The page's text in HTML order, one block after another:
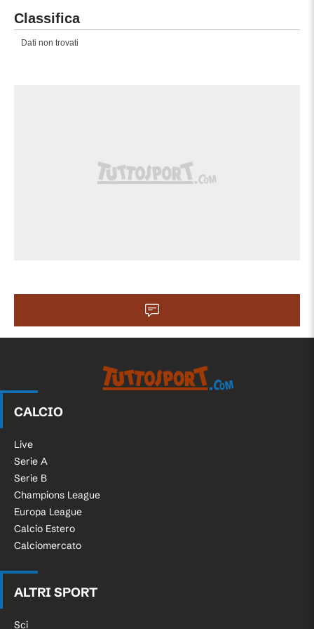
Classifica
Dati non trovati
CALCIO
Live
Serie A
Serie B
Champions League
Europa League
Calcio Estero
Calciomercato
ALTRI SPORT
Sci